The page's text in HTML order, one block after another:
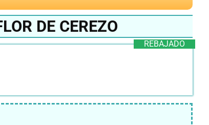
DE CEREZO
REBAJADO